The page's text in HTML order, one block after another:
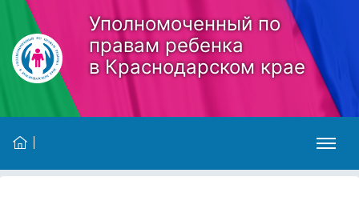
Skip to main content
Уполномоченный по
правам ребенка
в Краснодарском крае